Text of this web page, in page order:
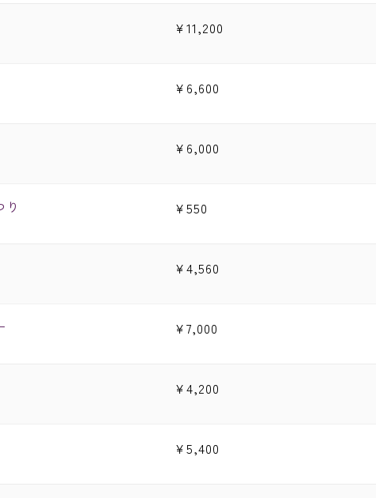
¥11,200
¥ 6,600
¥ 6,000
り ¥550
¥4,560
¥7,000
¥4,200
¥5,400